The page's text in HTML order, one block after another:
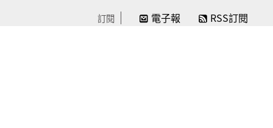
訂閱 電子報 RSS訂閱